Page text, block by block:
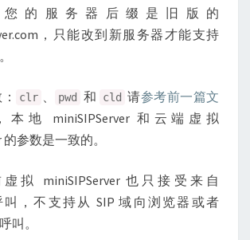
的服务器后缀是旧版的
，只能改到新服务器才能支持
clr 、 pwd 和 cld 请参考前一篇文
本地 miniSIPServer 和云端虚拟
参数是一致的。
拟 miniSIPServer 也只接受来自
叫，不支持从 SIP 域向浏览器或者
叫。